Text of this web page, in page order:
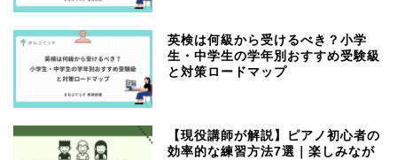
英検は何級から受けるべき？小学
生・中学生の学年別おすすめ受験級
と対策ロードマップ
【現役講師が解説】ピアノ初心者の
効率的な練習方法7選｜楽しみなが